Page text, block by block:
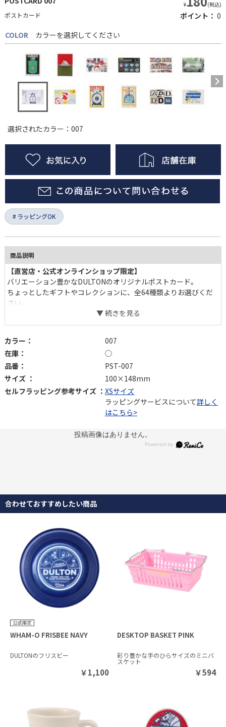
ポストカード
¥ (税込)
ポイント： 0
COLOR
カラーを選択してください
選択されたカラー：007
ラッピングOK
商品説明
【直営店・公式オンラインショップ限定】
バリエーション豊かなDULTONのオリジナルポストカード。
ちょっとしたギフトやコレクションに、全64種類よりお選びくだ
さい。
カラー：
007
在庫：
◯
品番：
PST-007
サイズ ：
100×148mm
セルフラッピング参考サイズ ： XSサイズ
ラッピングサービスについて詳しく
はこちら>
投稿画像はありません。
合わせておすすめしたい商品
WHAM-O FRISBEE NAVY
DULTONのフリスビー
￥1,100
DESKTOP BASKET PINK
彩り豊かな手のひらサイズのミニバ
スケット
￥594